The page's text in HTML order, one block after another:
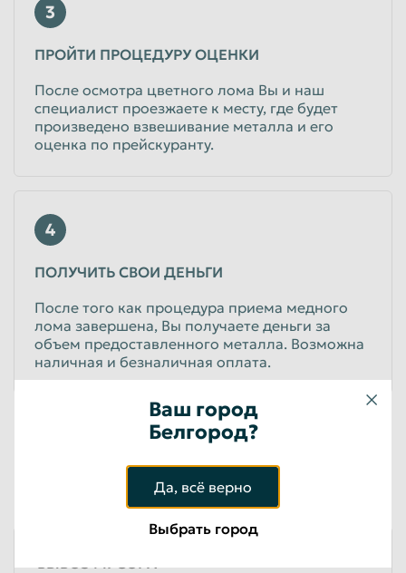
Лом радиаторов медных (тепловозные)
360 руб/кг
Юридические лица
360 руб/кг
3
ПРОЙТИ ПРОЦЕДУРУ ОЦЕНКИ
После осмотра цветного лома Вы и наш
специалист проезжаете к месту, где будет
произведено взвешивание металла и его
оценка по прейскуранту.
4
ПОЛУЧИТЬ СВОИ ДЕНЬГИ
После того как процедура приема медного
лома завершена, Вы получаете деньги за
объем предоставленного металла. Возможна
наличная и безналичная оплата.
Подробнее об услугах
ЕСЛИ У ВАС БОЛЬШОЙ ОБЪЕМ ЛОМА МЕДИ ИЛИ
ВЫ ЮРИДИЧЕСКОЕ ЛИЦО, ТО ВАМ МОГУТ
Ваш город
Белгород?
Да, всё верно
Выбрать город